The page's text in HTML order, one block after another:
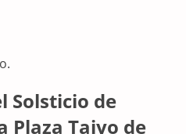
Solsticio de
Plaza Taiyo de